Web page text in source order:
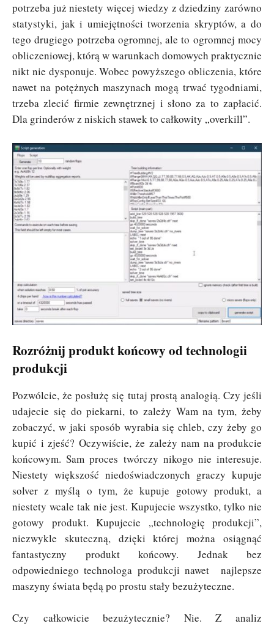
potrzeba już niestety więcej wiedzy z dziedziny zarówno
statystyki, jak i umiejętności tworzenia skryptów, a do
tego drugiego potrzeba ogromnej, ale to ogromnej mocy
obliczeniowej, którą w warunkach domowych praktycznie
nikt nie dysponuje. Wobec powyższego obliczenia, które
nawet na potężnych maszynach mogą trwać tygodniami,
trzeba zlecić firmie zewnętrznej i słono za to zapłacić.
Dla grinderów z niskich stawek to całkowity „overkill”.
Rozróżnij produkt końcowy od technologii
produkcji
Pozwólcie, że posłużę się tutaj prostą analogią. Czy jeśli
udajecie się do piekarni, to zależy Wam na tym, żeby
zobaczyć, w jaki sposób wyrabia się chleb, czy żeby go
kupić i zjeść? Oczywiście, że zależy nam na produkcie
końcowym. Sam proces twórczy nikogo nie interesuje.
Niestety większość niedoświadczonych graczy kupuje
solver z myślą o tym, że kupuje gotowy produkt, a
niestety wcale tak nie jest. Kupujecie wszystko, tylko nie
gotowy produkt. Kupujecie „technologię produkcji”,
niezwykle skuteczną, dzięki której można osiągnąć
fantastyczny produkt końcowy. Jednak bez
odpowiedniego technologa produkcji nawet najlepsze
maszyny świata będą po prostu stały bezużyteczne.
Czy całkowicie bezużytecznie? Nie. Z analiz